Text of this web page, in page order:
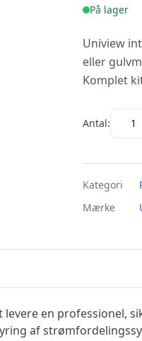
På lager
Uniview
eller
Komplet
Antal:
Kategori
Mærke
levere en
af